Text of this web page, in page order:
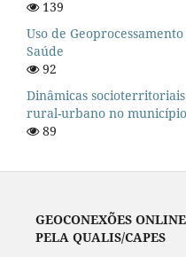
139
Uso de
Saúde
92
Dinâmicas
rural-urbano no
89
GEOCONEXÕES
PELA QUALIS/CAPES